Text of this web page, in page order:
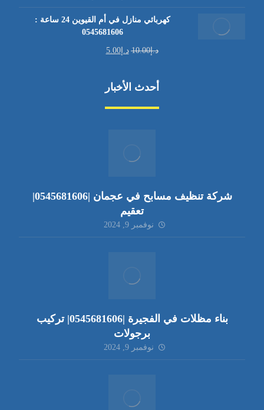
كهربائي منازل في أم القيوين 24 ساعة :
0545681606
د.إ10.00 د.إ5.00
أحدث الأخبار
شركة تنظيف مسابح في عجمان |0545681606|
تعقيم
نوفمبر 9, 2024
بناء مظلات في الفجيرة |0545681606| تركيب
برجولات
نوفمبر 9, 2024